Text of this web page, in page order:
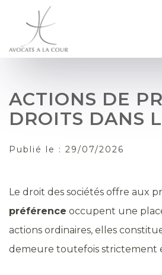
ACTIONS DE
DROITS DANS
Publié le : 29/07/2026
Le droit des sociétés offre aux
préférence occupent une
actions ordinaires, elles
demeure toutefois strictement